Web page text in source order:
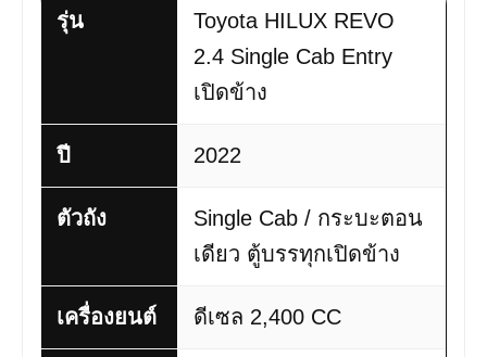
รุ่น
Toyota HILUX REVO
2.4 Single Cab Entry
เปิดข้าง
ปี 2022
ตัวถัง
Single Cab / กระบะตอน
เดียว ตู้บรรทุกเปิดข้าง
เครื่องยนต์ ดีเซล 2,400 CC